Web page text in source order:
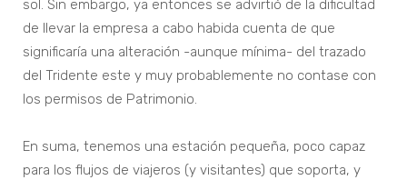
sol. Sin embargo, ya entonces se advirtió de la dificultad
de llevar la empresa a cabo habida cuenta de que
significaría una alteración -aunque mínima- del trazado
del Tridente este y muy probablemente no contase con
los permisos de Patrimonio.
En suma, tenemos una estación pequeña, poco capaz
para los flujos de viajeros (y visitantes) que soporta, y